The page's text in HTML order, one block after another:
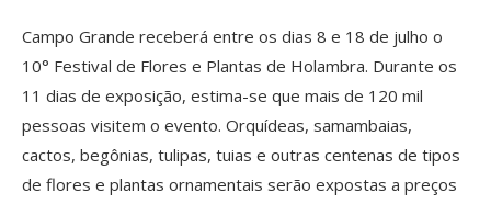
Campo Grande receberá entre os dias 8 e 18 de julho o
10° Festival de Flores e Plantas de Holambra. Durante os
11 dias de exposição, estima-se que mais de 120 mil
pessoas visitem o evento. Orquídeas, samambaias,
cactos, begônias, tulipas, tuias e outras centenas de tipos
de flores e plantas ornamentais serão expostas a preços